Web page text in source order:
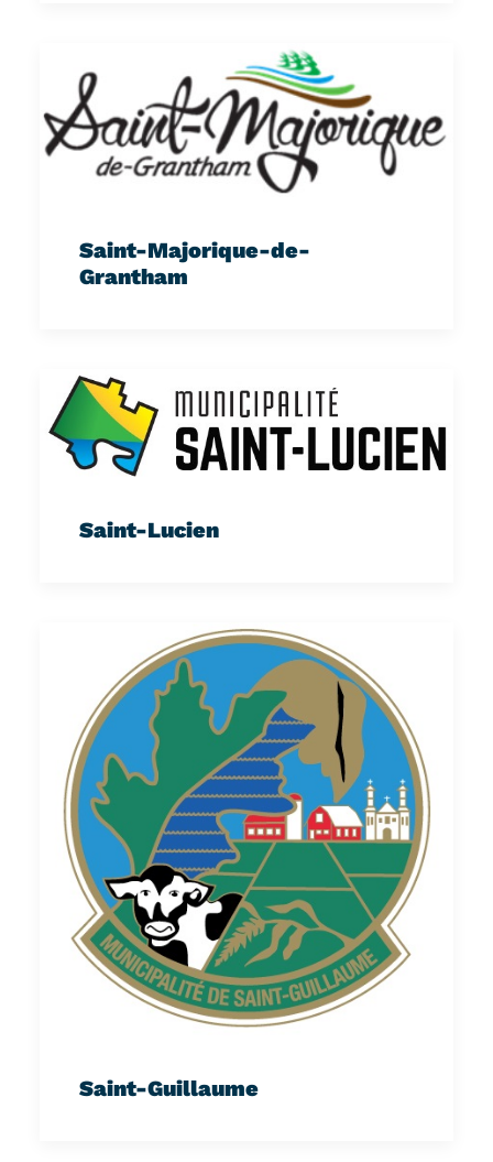
Saint-Majorique-de-
Grantham
Saint-Lucien
Saint-Guillaume